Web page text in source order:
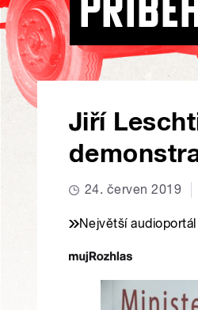
Jiří
24. červen 2019
Největší